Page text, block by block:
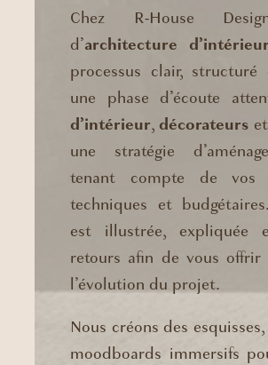
Chez R-House
d’architecture d’intérieur
processus clair,
une phase d’écoute
d’intérieur, décorateurs et
une stratégie
tenant compte de vos
techniques et
est illustrée, expliquée
retours afin de vous
l’évolution du projet.
Nous créons des
moodboards immersifs